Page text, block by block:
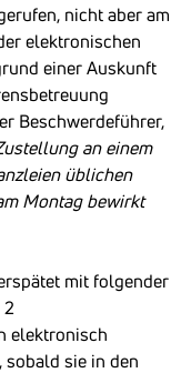
nicht aber am
elektronischen
einer Auskunft
Beschwerdeführer,
an einem
üblichen
Montag bewirkt
mit folgender
2
elektronisch
sie in den